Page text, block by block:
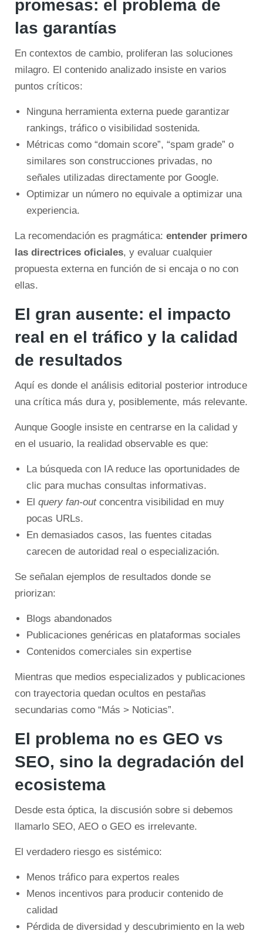
promesas: el problema de
las garantías
En contextos de cambio, proliferan las soluciones
milagro. El contenido analizado insiste en varios
puntos críticos:
Ninguna herramienta externa puede garantizar
rankings, tráfico o visibilidad sostenida.
Métricas como “domain score”, “spam grade” o
similares son construcciones privadas, no
señales utilizadas directamente por Google.
Optimizar un número no equivale a optimizar una
experiencia.
La recomendación es pragmática: entender primero
las directrices oficiales, y evaluar cualquier
propuesta externa en función de si encaja o no con
ellas.
El gran ausente: el impacto
real en el tráfico y la calidad
de resultados
Aquí es donde el análisis editorial posterior introduce
una crítica más dura y, posiblemente, más relevante.
Aunque Google insiste en centrarse en la calidad y
en el usuario, la realidad observable es que:
La búsqueda con IA reduce las oportunidades de
clic para muchas consultas informativas.
El query fan-outconcentra visibilidad en muy
pocas URLs.
En demasiados casos, las fuentes citadas
carecen de autoridad real o especialización.
Se señalan ejemplos de resultados donde se
priorizan:
Blogs abandonados
Publicaciones genéricas en plataformas sociales
Contenidos comerciales sin expertise
Mientras que medios especializados y publicaciones
con trayectoria quedan ocultos en pestañas
secundarias como “Más > Noticias”.
El problema no es GEO vs
SEO, sino la degradación del
ecosistema
Desde esta óptica, la discusión sobre si debemos
llamarlo SEO, AEO o GEO es irrelevante.
El verdadero riesgo es sistémico:
Menos tráfico para expertos reales
Menos incentivos para producir contenido de
calidad
Pérdida de diversidad y descubrimiento en la web